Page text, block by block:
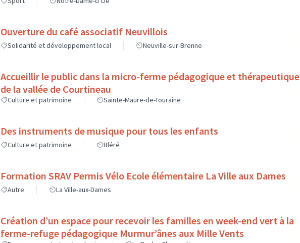
Ouverture du café associatif Neuvillois
Solidarité et développement local Neuville-sur-Brenne
Accueillir le public dans la micro-ferme pédagogique et thérapeutique
de la vallée de Courtineau
Culture et patrimoine Sainte-Maure-de-Touraine
Des instruments de musique pour tous les enfants
Culture et patrimoine Bléré
Formation SRAV Permis Vélo Ecole élémentaire La Ville aux Dames
Autre La Ville-aux-Dames
Création d’un espace pour recevoir les familles en week-end vert à la
ferme-refuge pédagogique Murmur’ânes aux Mille Vents